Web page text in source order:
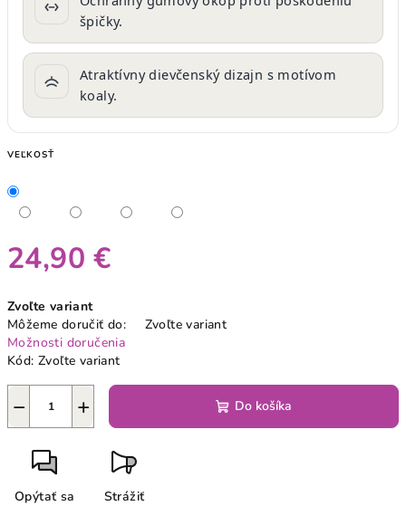
špičky.
Atraktívny dievčenský dizajn s motívom
koaly.
VEĽKOSŤ
24,90 €
cena:
Zvoľte variant
Môžeme doručiť do:
Zvoľte variant
Možnosti doručenia
Kód: Zvoľte variant
+
− Do košíka
Opýtať sa Strážiť